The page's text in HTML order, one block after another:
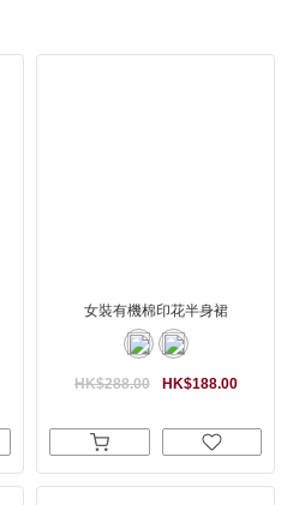
女裝有機棉印花半身裙
HK$188.00
HK$288.00